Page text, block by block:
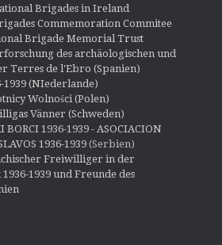
Brigades in Ireland
Commemoration Commitee
Brigade Memorial Trust
des archäologischen und
Terres de l'Ebro (Spanien)
1939 (NIederlande)
Wolności (Polen)
Vänner (Schweden)
BORCI 1936-1939 - ASOCIACION
1936-1939 (Serbien)
Freiwilliger in der
1939 und Freunde des